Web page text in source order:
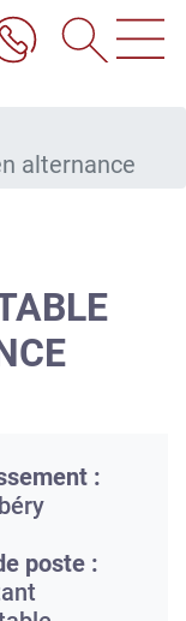
alternance
:
poste :